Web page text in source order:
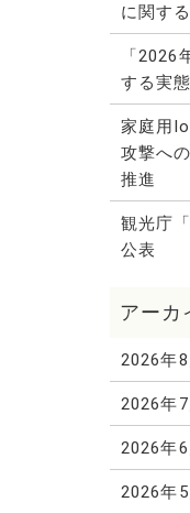
に関す
「2026
する実
家庭用
攻撃へ
推進
観光庁
公表
2026年8
2026年7
2026年6
2026年5